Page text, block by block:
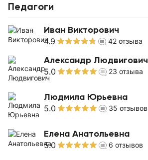
Педагоги
Иван Викторович
4.9 42 отзыва
Александр Людвигович
5.0 23 отзыва
Людмила Юрьевна
5.0 35 отзывов
Елена Анатольевна
5.0 6 отзывов